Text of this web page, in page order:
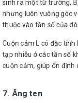
sinh ra một từ trường,
nhưng luôn vuông góc
thuộc vào tần số của
Cuộn cảm L có đặc tính
tạp nhiễu ở các tần số
cuộn cảm, giúp ổn định
7. Ăng ten